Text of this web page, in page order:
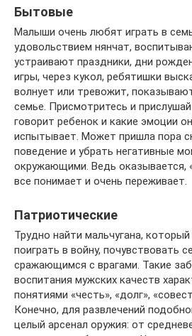
Бытовые
Малыши очень любят играть в
удовольствием нянчат,
устраивают праздники, дни
игры, через кукол, ребятишки
волнует или тревожит,
семье. Присмотритесь и
говорит ребенок и какие эмоции
испытывает. Может пришла пора
поведение и убрать негативные
окружающими. Ведь оказывается,
все понимает и очень переживает.
Патриотические
Трудно найти мальчугана,
поиграть в войну, почувствовать
сражающимся с врагами. Такие
воспитания мужских качеств
понятиями «честь», «долг»,
Конечно, для развлечений
целый арсенал оружия: от